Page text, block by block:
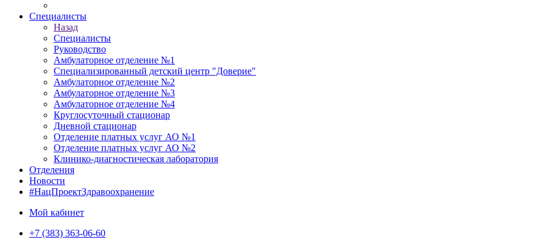
Специалисты
Назад
Специалисты
Руководство
Амбулаторное отделение №1
Специализированный детский центр "Доверие"
Амбулаторное отделение №2
Амбулаторное отделение №3
Амбулаторное отделение №4
Круглосуточный стационар
Дневной стационар
Отделение платных услуг АО №1
Отделение платных услуг АО №2
Клинико-диагностическая лаборатория
Отделения
Новости
#НацПроектЗдравоохранение
Мой кабинет
+7 (383) 363-06-60